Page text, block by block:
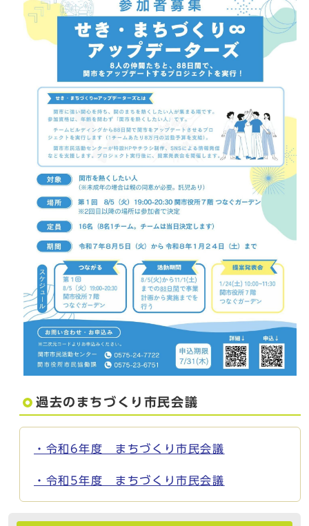
過去のまちづくり市民会議
・令和6年度 まちづくり市民会議
・令和5年度 まちづくり市民会議